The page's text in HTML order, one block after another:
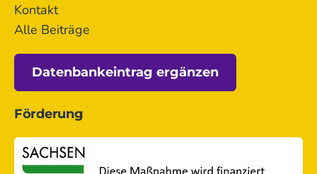
Kontakt
Alle Beiträge
Datenbankeintrag ergänzen
Förderung